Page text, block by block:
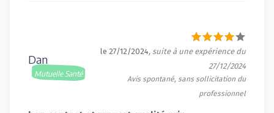
Dan
Mutuelle Santé
le 27/12/2024, suite à une expérience du
27/12/2024
Avis spontané, sans sollicitation du
professionnel